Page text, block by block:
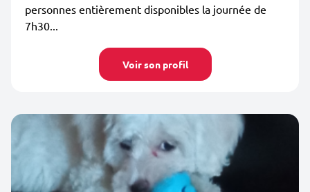
personnes entièrement disponibles la journée de
7h30...
Voir son profil